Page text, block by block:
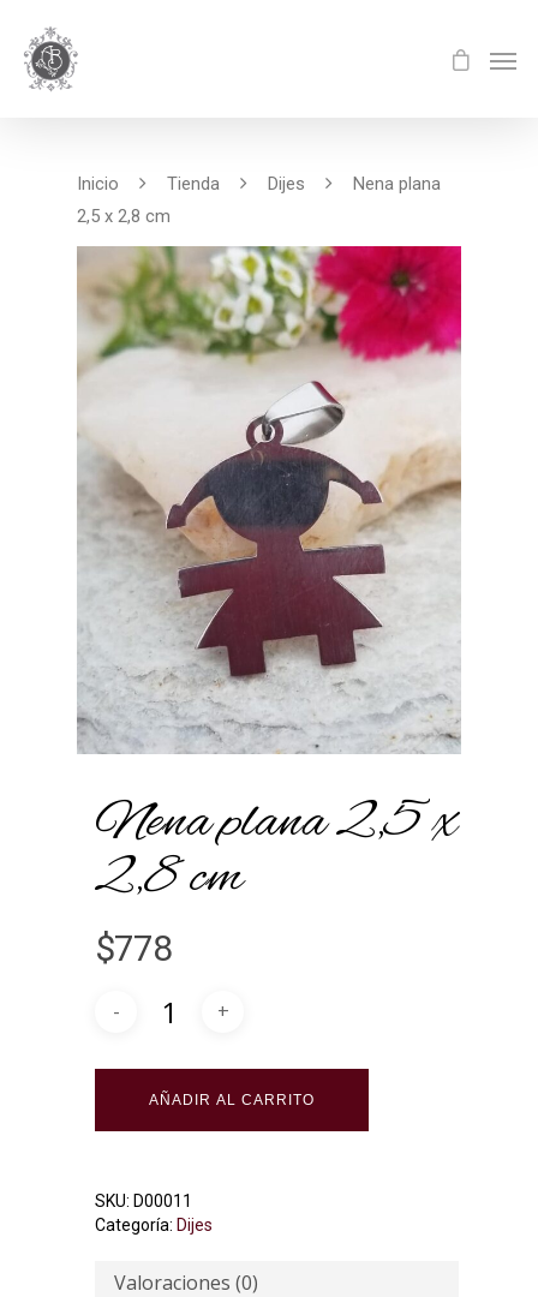
Inicio Tienda Dijes
Nena plana
2,5 x 2,8 cm
Nena plana 2,5 x
2,8 cm
$778
AÑADIR AL CARRITO
SKU: D00011
Categoría: Dijes
Valoraciones (0)